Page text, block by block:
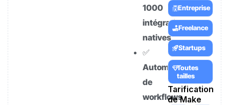
1000
intégrations
natives
✅
Automatisation
de
workflows
Entreprise
Freelance
Startups
Toutes
tailles
Tarification
de Make